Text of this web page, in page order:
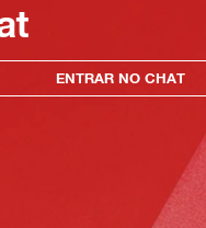
ENTRAR NO CHAT